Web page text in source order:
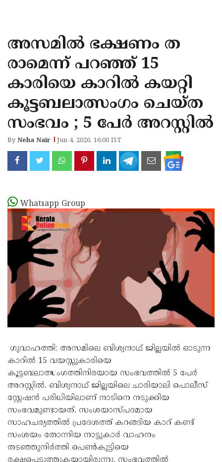
KANNUR
KASARAGOD
അസമിൽ ഭക്ഷണം ത
രാമെന്ന് പറഞ്ഞ് 15
കാരിയെ കാറിൽ കയറ്റി
കൂട്ടബലാത്സംഗം ചെയ്ത
സംഭവം ; 5 പേർ അറസ്റ്റിൽ
ByNeha Nair Jun 4, 2026, 16:00 IST
Whatsapp Group
‌ഗുവാഹത്തി: അസമിലെ ബിശ്വനാഥ് ജില്ലയിൽ ഓടുന്ന
കാറിൽ 15 വയസ്സുകാരിയെ
കൂട്ടബലാത്സംഗത്തിനിരയായ സംഭവത്തിൽ 5 പേർ
അറസ്റ്റിൽ. ബിശ്വനാഥ് ജില്ലയിലെ ചാരിയാലി പൊലീസ്
സ്റ്റേഷൻ പരിധിയിലാണ് നാടിനെ നടുക്കിയ
സംഭവമുണ്ടായത്. സംശയാസ്പദമായ
സാഹചര്യത്തിൽ പ്രദേശത്ത് കറങ്ങിയ കാറ് കണ്ട്
സംശയം തോന്നിയ നാട്ടുകാർ വാഹനം
തടഞ്ഞുനിർത്തി പെൺകുട്ടിയെ
രക്ഷപ്പെടുത്തുകയായിരുന്നു. സംഭവത്തിൽ